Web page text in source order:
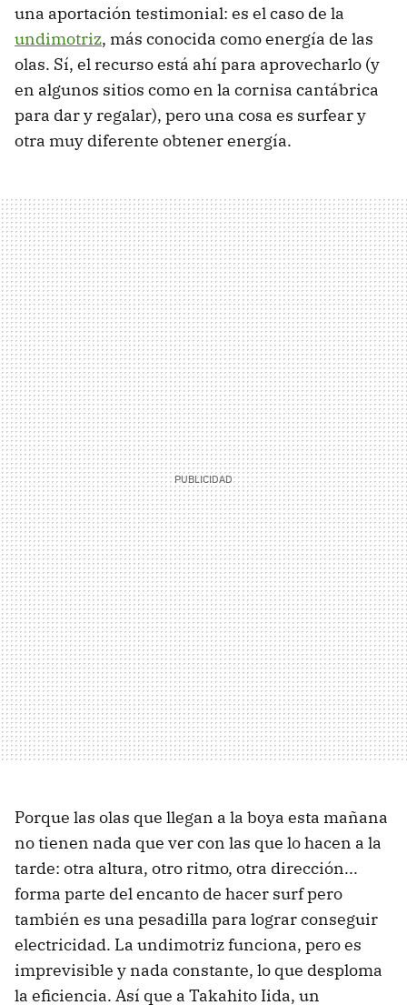
una aportación testimonial: es el caso de la
undimotriz, más conocida como energía de las
olas. Sí, el recurso está ahí para aprovecharlo (y
en algunos sitios como en la cornisa cantábrica
para dar y regalar), pero una cosa es surfear y
otra muy diferente obtener energía.
Porque las olas que llegan a la boya esta mañana
no tienen nada que ver con las que lo hacen a la
tarde: otra altura, otro ritmo, otra dirección...
forma parte del encanto de hacer surf pero
también es una pesadilla para lograr conseguir
electricidad. La undimotriz funciona, pero es
imprevisible y nada constante, lo que desploma
la eficiencia. Así que a Takahito Iida, un